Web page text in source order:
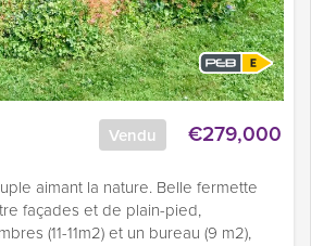
€279,000
Vendu
aimant la nature. Belle fermette
façades et de plain-pied,
(11-11m2) et un bureau (9 m2),